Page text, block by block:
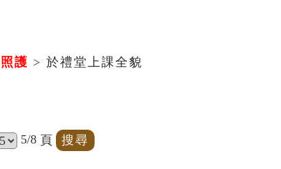
照護 > 於禮堂上課全貌
5/8 頁